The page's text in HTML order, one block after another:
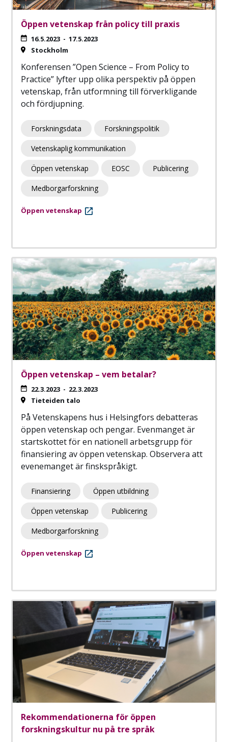
Öppen vetenskap från policy till praxis
16.5.2023 - 17.5.2023
Stockholm
Konferensen ”Open Science – From Policy to
Practice” lyfter upp olika perspektiv på öppen
vetenskap, från utformning till förverkligande
och fördjupning.
Forskningsdata Forskningspolitik
Vetenskaplig kommunikation
Öppen vetenskap EOSC Publicering
Medborgarforskning
Öppen vetenskap
Öppen vetenskap – vem betalar?
22.3.2023 - 22.3.2023
Tieteiden talo
På Vetenskapens hus i Helsingfors debatteras
öppen vetenskap och pengar. Evenmanget är
startskottet för en nationell arbetsgrupp för
finansiering av öppen vetenskap. Observera att
evenemanget är finskspråkigt.
Finansiering Öppen utbildning
Öppen vetenskap Publicering
Medborgarforskning
Öppen vetenskap
Rekommendationerna för öppen
forskningskultur nu på tre språk